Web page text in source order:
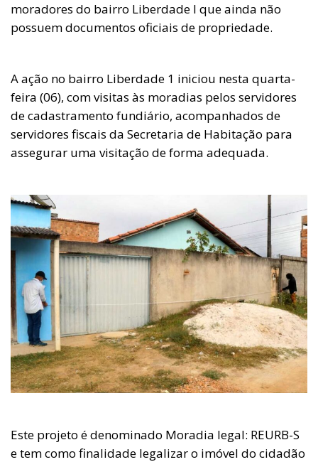
moradores do bairro Liberdade I que ainda não
possuem documentos oficiais de propriedade.
A ação no bairro Liberdade 1 iniciou nesta quarta-
feira (06), com visitas às moradias pelos servidores
de cadastramento fundiário, acompanhados de
servidores fiscais da Secretaria de Habitação para
assegurar uma visitação de forma adequada.
Este projeto é denominado Moradia legal: REURB-S
e tem como finalidade legalizar o imóvel do cidadão